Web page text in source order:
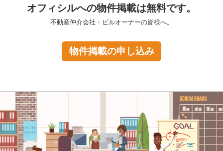
オフィシルへの物件掲載は無料です。
不動産仲介会社・ビルオーナーの皆様へ。
物件掲載の申し込み